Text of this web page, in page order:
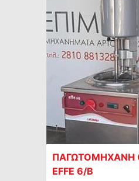
ΠΑΓΩΤΟΜΗΧΑΝΗ
EFFE 6/B